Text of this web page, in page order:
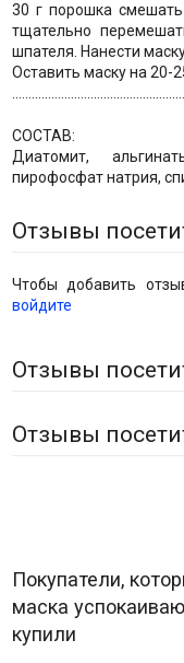
30 г порошка
тщательно
шпателя. Нанести
Оставить маску на 20-
СОСТАВ:
Диатомит,
пирофосфат натрия,
Отзывы
Чтобы добавить
войдите
Отзывы
Отзывы
Покупатели,
маска
купили